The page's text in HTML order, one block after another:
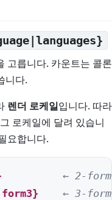
고릅니다. 카운트는 콜론
니다.
렌더 로케일입니다. 따라
로케일에 달려 있습니
요합니다.
← 2-
← 3-